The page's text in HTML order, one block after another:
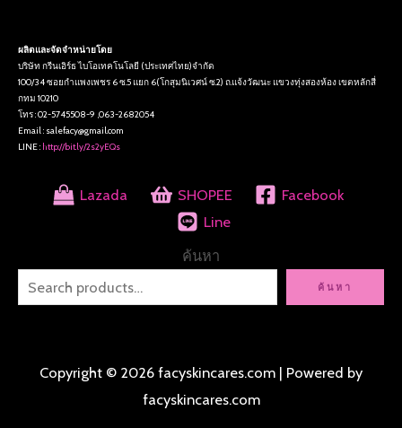
ผลิตและจัดจำหน่ายโดย
บริษัท กรีนเอิร์ธ ไบโอเทคโนโลยี (ประเทศไทย)จำกัด
100/34 ซอยกำแพงเพชร 6 ซ.5 แยก 6(โกสุมนิเวศน์ ซ.2) ถ.แจ้งวัฒนะ แขวงทุ่งสองห้อง เขตหลักสี่
กทม 10210
โทร : 02-5745508-9 ,063-2682054
Email : salefacy@gmail.com
LINE : http://bit.ly/2s2yEQs
Lazada SHOPEE
Facebook
Line
ค้นหา
ค้นหา
Copyright © 2026 facyskincares.com | Powered by
facyskincares.com